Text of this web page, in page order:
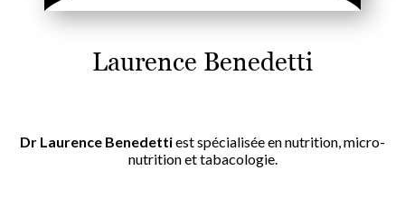
Laurence Benedetti
Dr Laurence Benedettiest spécialisée en nutrition, micro-
nutrition et tabacologie.